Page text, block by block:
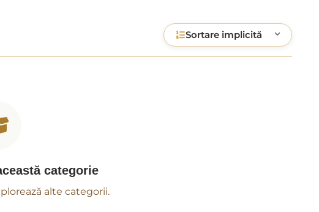
Sortare implicită
categorie
alte categorii.